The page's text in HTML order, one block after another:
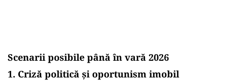
Scenarii posibile până în vară 2026
1. Criză politică și oportunism imobil